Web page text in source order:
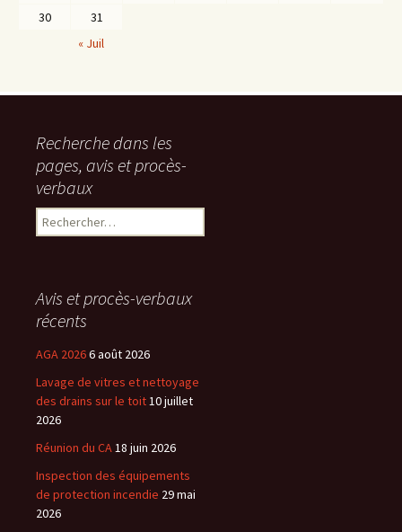
30
31
« Juil
Recherche dans les
pages, avis et procès-
verbaux
Rechercher :
Avis et procès-verbaux
récents
AGA 20266 août 2026
Lavage de vitres et nettoyage
des drains sur le toit10 juillet
2026
Réunion du CA18 juin 2026
Inspection des équipements
de protection incendie 29 mai
2026